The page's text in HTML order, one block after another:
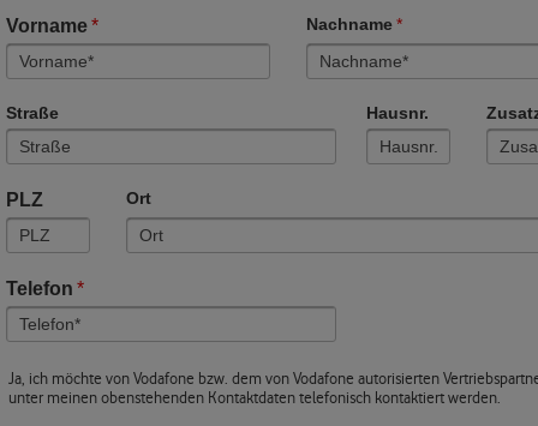
Vorname* Nachname*
Straße Hausnr.
PLZ Ort
Telefon *
Ja, ich möchte von Vodafone bzw. dem von Vodafone autorisierten
unter meinen obenstehenden Kontaktdaten telefonisch kontaktiert werden.